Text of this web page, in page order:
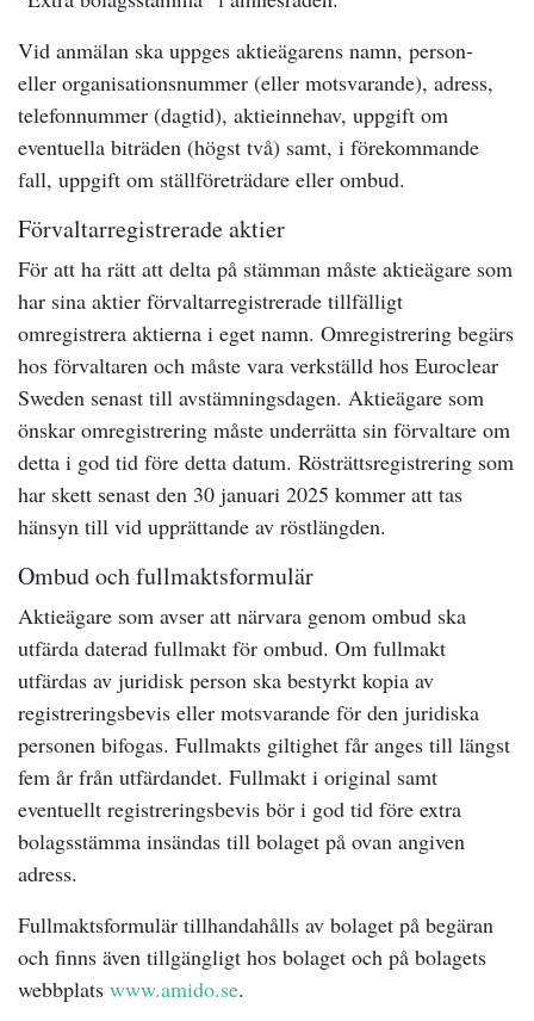
Vid anmälan ska uppges aktieägarens namn, person-
eller organisationsnummer (eller motsvarande), adress,
telefonnummer (dagtid), aktieinnehav, uppgift om
eventuella biträden (högst två) samt, i förekommande
fall, uppgift om ställföreträdare eller ombud.
Förvaltarregistrerade aktier
För att ha rätt att delta på stämman måste aktieägare som
har sina aktier förvaltarregistrerade tillfälligt
omregistrera aktierna i eget namn. Omregistrering begärs
hos förvaltaren och måste vara verkställd hos Euroclear
Sweden senast till avstämningsdagen. Aktieägare som
önskar omregistrering måste underrätta sin förvaltare om
detta i god tid före detta datum. Rösträttsregistrering som
har skett senast den 30 januari 2025 kommer att tas
hänsyn till vid upprättande av röstlängden.
Ombud och fullmaktsformulär
Aktieägare som avser att närvara genom ombud ska
utfärda daterad fullmakt för ombud. Om fullmakt
utfärdas av juridisk person ska bestyrkt kopia av
registreringsbevis eller motsvarande för den juridiska
personen bifogas. Fullmakts giltighet får anges till längst
fem år från utfärdandet. Fullmakt i original samt
eventuellt registreringsbevis bör i god tid före extra
bolagsstämma insändas till bolaget på ovan angiven
adress.
Fullmaktsformulär tillhandahålls av bolaget på begäran
och finns även tillgängligt hos bolaget och på bolagets
webbplats www.amido.se.